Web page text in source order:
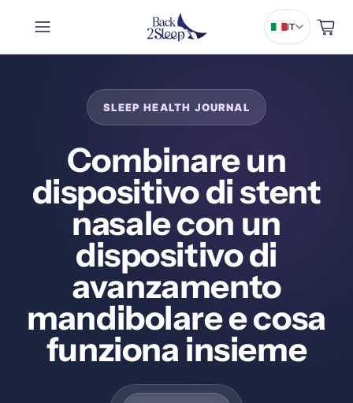
IT Carrello
Combinare un
dispositivo di stent
nasale con un
dispositivo di
avanzamento
mandibolare e cosa
funziona insieme